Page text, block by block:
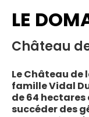
LE
Château
Le Château de
famille Vidal
de 64 hectares
succéder des